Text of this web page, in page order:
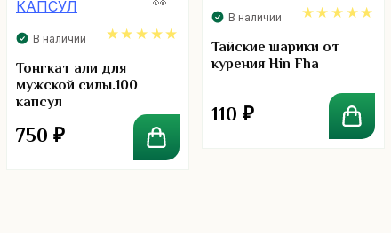
В наличии
5.00
Тонгкат али для
мужской силы.100
капсул
750 ₽
В наличии
5.00
Тайские шарики от
курения Hin Fha
110 ₽